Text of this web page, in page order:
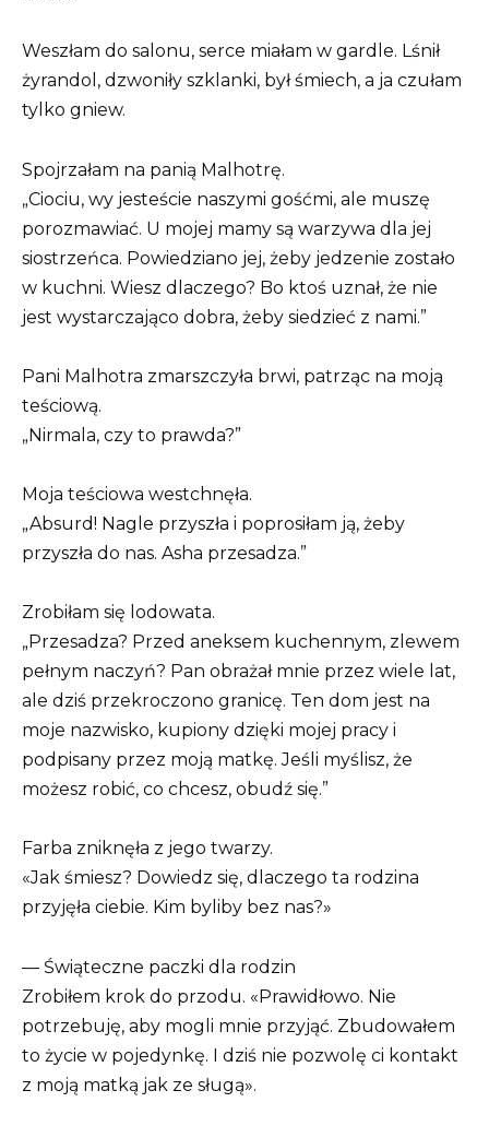
Weszłam do salonu, serce miałam w gardle. Lśnił
żyrandol, dzwoniły szklanki, był śmiech, a ja czułam
tylko gniew.
Spojrzałam na panią Malhotrę.
„Ciociu, wy jesteście naszymi gośćmi, ale muszę
porozmawiać. U mojej mamy są warzywa dla jej
siostrzeńca. Powiedziano jej, żeby jedzenie zostało
w kuchni. Wiesz dlaczego? Bo ktoś uznał, że nie
jest wystarczająco dobra, żeby siedzieć z nami.”
Pani Malhotra zmarszczyła brwi, patrząc na moją
teściową.
„Nirmala, czy to prawda?”
Moja teściowa westchnęła.
„Absurd! Nagle przyszła i poprosiłam ją, żeby
przyszła do nas. Asha przesadza.”
Zrobiłam się lodowata.
„Przesadza? Przed aneksem kuchennym, zlewem
pełnym naczyń? Pan obrażał mnie przez wiele lat,
ale dziś przekroczono granicę. Ten dom jest na
moje nazwisko, kupiony dzięki mojej pracy i
podpisany przez moją matkę. Jeśli myślisz, że
możesz robić, co chcesz, obudź się.”
Farba zniknęła z jego twarzy.
«Jak śmiesz? Dowiedz się, dlaczego ta rodzina
przyjęła ciebie. Kim byliby bez nas?»
— Świąteczne paczki dla rodzin
Zrobiłem krok do przodu. «Prawidłowo. Nie
potrzebuję, aby mogli mnie przyjąć. Zbudowałem
to życie w pojedynkę. I dziś nie pozwolę ci kontakt
z moją matką jak ze sługą».